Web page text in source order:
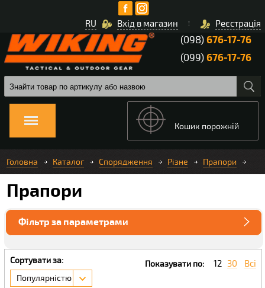
Вхід в магазин Реєстрація
RU
(098)676-17-76
(099)676-17-76
Кошик порожній
Головна Каталог Спорядження Різне Прапори
Прапори
Фільтр за параметрами
Сортувати за:
Популярністю
Показувати по: 12 30 Всі